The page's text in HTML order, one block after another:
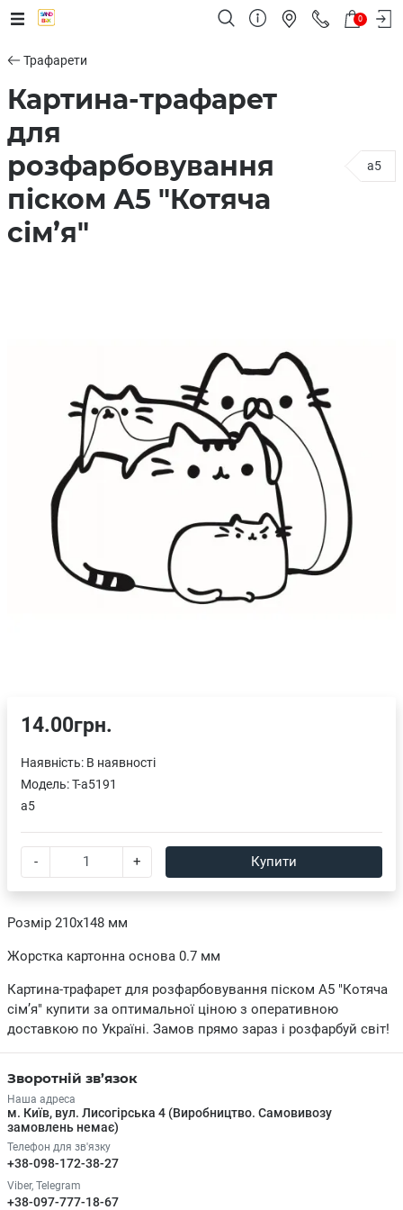
0
Трафарети
Картина-трафарет
для
розфарбовування
піском А5 "Котяча
сім’я"
a5
Розмір 210х148 мм
Жорстка картонна основа 0.7 мм
Картина-трафарет для розфарбовування піском А5 "Котяча
сім’я" купити за оптимальної ціною з оперативною
доставкою по Україні. Замов прямо зараз і розфарбуй світ!
14.00грн.
Наявність: В наявності
Модель:T-a5191
a5
- + Купити
Зворотній зв’язок
Наша адреса
м. Київ, вул. Лисогірська 4 (Виробництво. Самовивозу
замовлень немає)
Телефон для зв'язку
+38-098-172-38-27
Viber, Telegram
+38-097-777-18-67